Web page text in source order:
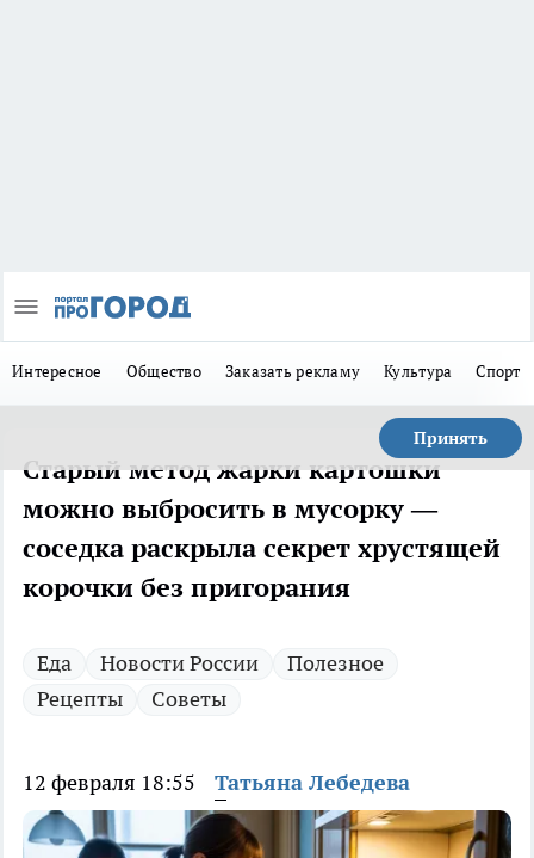
Интересное Общество Заказать рекламу Культура Спорт
Принять
Старый метод жарки картошки
можно выбросить в мусорку —
соседка раскрыла секрет хрустящей
корочки без пригорания
Еда Новости России
Полезное
Рецепты
Советы
12 февраля 18:55 Татьяна Лебедева